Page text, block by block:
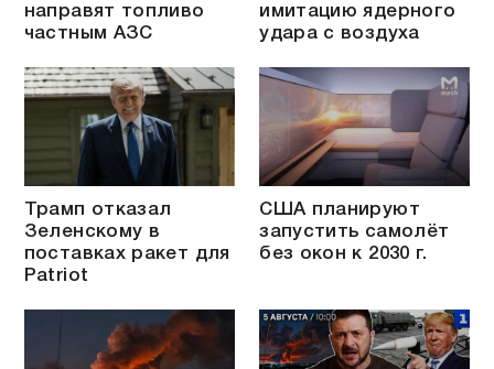
направят топливо
частным АЗС
имитацию ядерного
удара с воздуха
Трамп отказал
Зеленскому в
поставках ракет для
Patriot
США планируют
запустить самолёт
без окон к 2030 г.